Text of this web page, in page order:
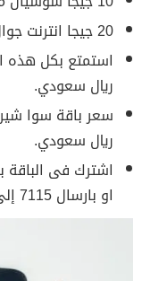
20 جيجا انترنت جوال.
ريال سعودي.
ريال سعودي.
اشترك فى
او بارسال 7115 إلى الرقم 900.